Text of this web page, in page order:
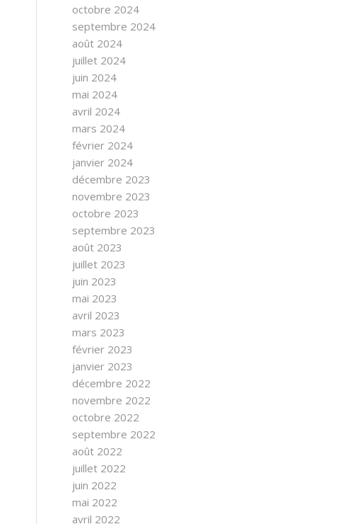
octobre 2024
septembre 2024
août 2024
juillet 2024
juin 2024
mai 2024
avril 2024
mars 2024
février 2024
janvier 2024
décembre 2023
novembre 2023
octobre 2023
septembre 2023
août 2023
juillet 2023
juin 2023
mai 2023
avril 2023
mars 2023
février 2023
janvier 2023
décembre 2022
novembre 2022
octobre 2022
septembre 2022
août 2022
juillet 2022
juin 2022
mai 2022
avril 2022